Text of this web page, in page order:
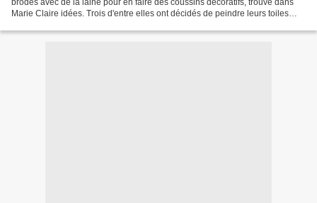
Marie Claire idées. Trois d'entre elles ont décidés de peindre leurs toiles